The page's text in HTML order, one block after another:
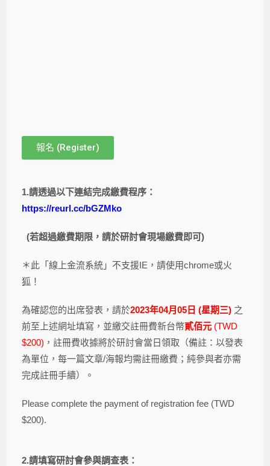
報名 (Register)
1.請透過以下連結完成繳費程序：
https://reurl.cc/bGZMko
(若超過繳費期限，請於研討會現場繳費即可)
＊此「線上金流系統」不支援IE，請使用chrome或火
狐！
為確認您的出席發表，請於2023年04月05 日 (星期三) 之
前至上述網址填寫，並繳交註冊費新台幣貳佰元 (TWD
$200) ，註冊費收據將於研討會當日領取（備註：以發表
為單位，每一篇文章/海報均需註冊繳費；純參與者亦需
完成註冊手續）。
Please complete the payment of registration fee (TWD
$200).
2.請填寫研討會參與調查表：